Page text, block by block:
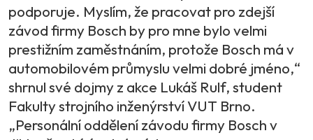
podporuje. Myslím, že pracovat pro zdejší
závod firmy Bosch by pro mne bylo velmi
prestižním zaměstnáním, protože Bosch má v
automobilovém průmyslu velmi dobré jméno,“
shrnul své dojmy z akce Lukáš Rulf, student
Fakulty strojního inženýrství VUT Brno.
„Personální oddělení závodu firmy Bosch v